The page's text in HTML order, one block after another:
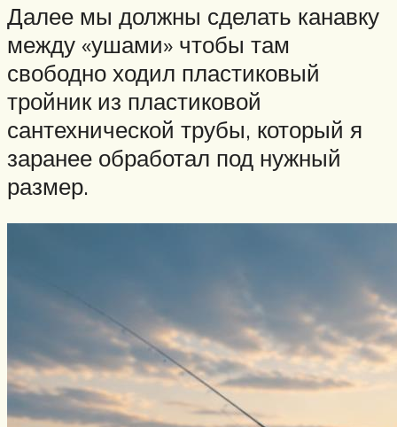
Далее мы должны сделать канавку
между «ушами» чтобы там
свободно ходил пластиковый
тройник из пластиковой
сантехнической трубы, который я
заранее обработал под нужный
размер.